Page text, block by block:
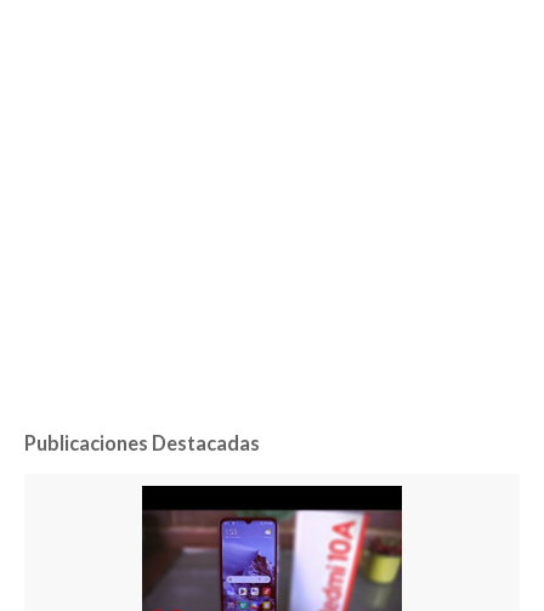
Publicaciones Destacadas